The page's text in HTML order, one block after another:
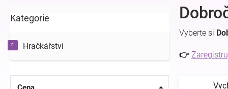
o
t
r
n
Přeskočit
Kategorie
Hračkářství
Vyberte si
👉